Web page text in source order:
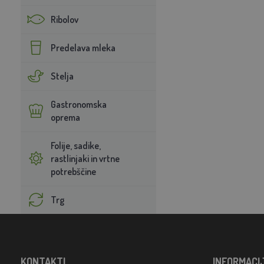
Ribolov
Predelava mleka
Stelja
Gastronomska
oprema
Folije, sadike,
rastlinjaki in vrtne
potrebščine
Trg